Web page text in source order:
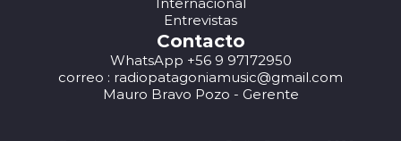
Entrevistas
Contacto
WhatsApp +56 9 97172950
correo : radiopatagoniamusic@gmail.com
Mauro Bravo Pozo - Gerente